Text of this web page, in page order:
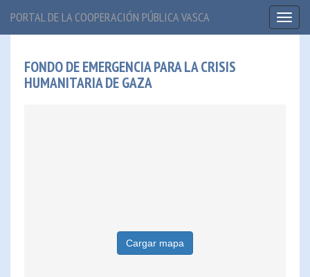
PORTAL DE LA COOPERACIÓN PÚBLICA VASCA
FONDO DE EMERGENCIA PARA LA CRISIS
HUMANITARIA DE GAZA
Cargar mapa